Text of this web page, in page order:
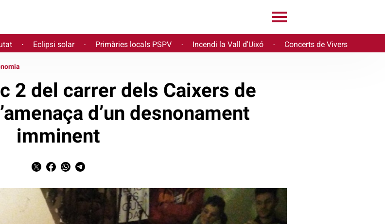
· Eclipsi solar · Primàries locals PSPV · Incendi la Vall d'Uixó · Concerts de Vivers
2 del carrer dels Caixers de
d’un desnonament
imminent